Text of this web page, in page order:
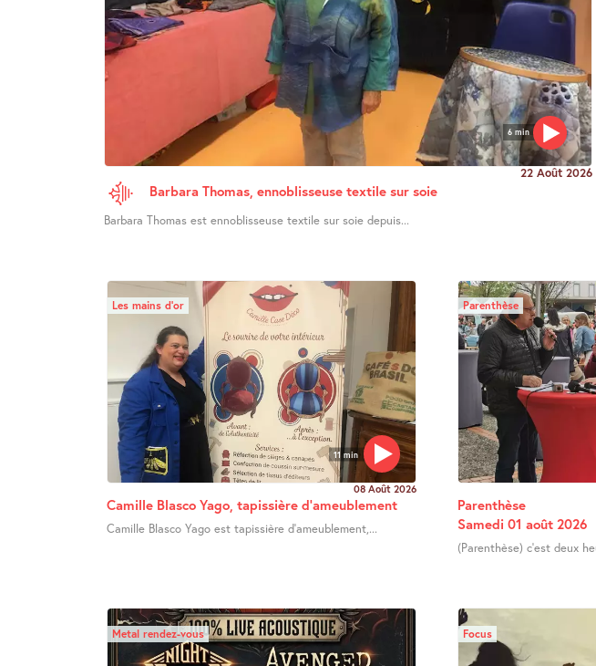
6 min
22 Août 2026
Barbara Thomas, ennoblisseuse textile sur soie
Barbara Thomas est ennoblisseuse textile sur soie depuis...
11 min
Les mains d’or
08 Août 2026
Camille Blasco Yago, tapissière d’ameublement
Camille Blasco Yago est tapissière d’ameublement,...
Parenthèse
Parenthèse
Samedi 01 août 2026
(Parenthèse) c’est deux
Metal rendez-vous Focus